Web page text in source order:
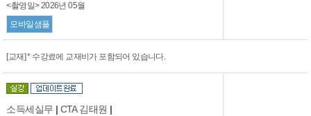
<촬영일> 2026년 05월
모바일샘플
[교재] * 수강료에 교재비가 포함되어 있습니다.
소득세실무 | CTA 김태원 |